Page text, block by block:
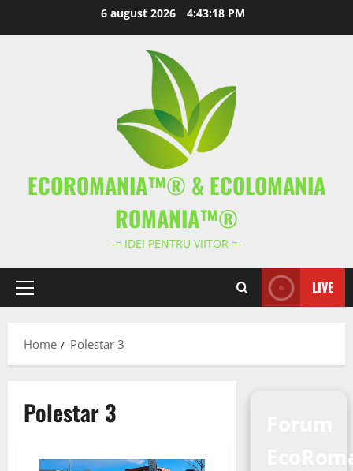
6 august 2026 4:43:18 PM
ECOROMANIA™® & ECOLOMANIA
ROMANIA™®
-= IDEI PENTRU VIITOR =-
Primary
LIVE
Home Polestar 3
Polestar 3